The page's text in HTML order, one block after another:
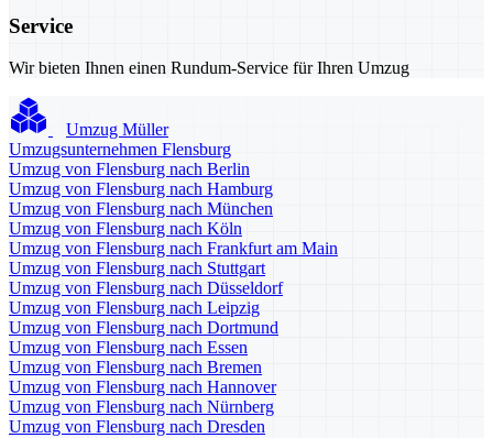
Service
Wir bieten Ihnen einen Rundum-Service für Ihren Umzug
Umzug Müller
Umzugsunternehmen Flensburg
Umzug von Flensburg nach Berlin
Umzug von Flensburg nach Hamburg
Umzug von Flensburg nach München
Umzug von Flensburg nach Köln
Umzug von Flensburg nach Frankfurt am Main
Umzug von Flensburg nach Stuttgart
Umzug von Flensburg nach Düsseldorf
Umzug von Flensburg nach Leipzig
Umzug von Flensburg nach Dortmund
Umzug von Flensburg nach Essen
Umzug von Flensburg nach Bremen
Umzug von Flensburg nach Hannover
Umzug von Flensburg nach Nürnberg
Umzug von Flensburg nach Dresden